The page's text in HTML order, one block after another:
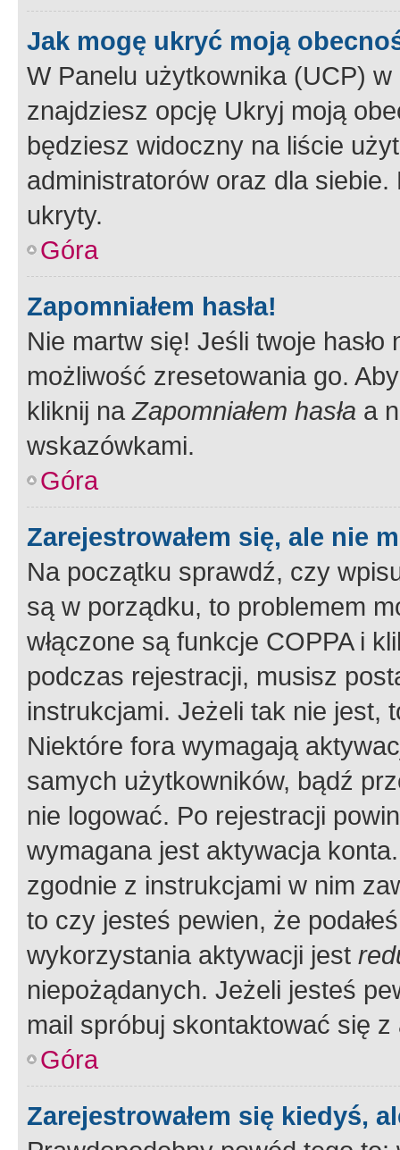
Jak mogę ukryć moją
W Panelu użytkownika (UCP) w
znajdziesz opcję Ukryj moją
będziesz widoczny na liście
administratorów oraz dla
ukryty.
Góra
Zapomniałem hasła!
Nie martw się! Jeśli twoje
możliwość zresetowania go.
kliknij naZapomniałem hasła a
wskazówkami.
Góra
Zarejestrowałem się, ale nie
Na początku sprawdź, czy
są w porządku, to problemem
włączone są funkcje COPPA i
podczas rejestracji, musisz
instrukcjami. Jeżeli tak nie jest,
Niektóre fora wymagają
samych użytkowników, bądź
nie logować. Po rejestracji
wymagana jest aktywacja
zgodnie z instrukcjami w nim
to czy jesteś pewien, że
wykorzystania aktywacji jest
niepożądanych. Jeżeli jesteś
mail spróbuj skontaktować się
Góra
Zarejestrowałem się kiedyś,